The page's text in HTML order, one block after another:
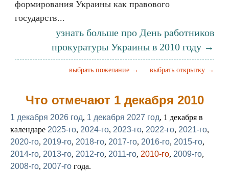
формирования Украины как правового
государств...
узнать больше про День работников
прокуратуры Украины в 2010 году →
выбрать открытку →
выбрать пожелание →
Что отмечают 1 декабря 2010
1 декабря 2026 год, 1 декабря 2027 год, 1 декабря в
календаре 2025-го, 2024-го, 2023-го, 2022-го, 2021-го,
2020-го, 2019-го, 2018-го, 2017-го, 2016-го, 2015-го,
2014-го, 2013-го, 2012-го, 2011-го, 2010-го, 2009-го,
2008-го, 2007-го года.